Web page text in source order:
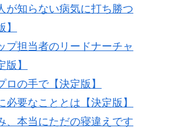
が知らない病気に打ち勝つ
プ担当者のリードナーチャ
版】
ロの手で【決定版】
必要なこととは【決定版】
、本当にただの寝違えです